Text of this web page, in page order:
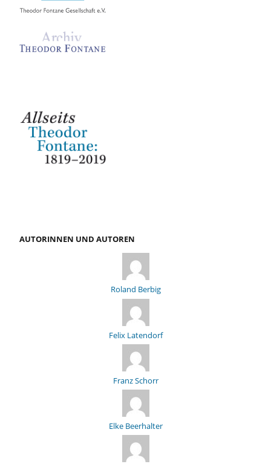
AUTORINNEN UND AUTOREN
Roland Berbig
Felix Latendorf
Franz Schorr
Elke Beerhalter